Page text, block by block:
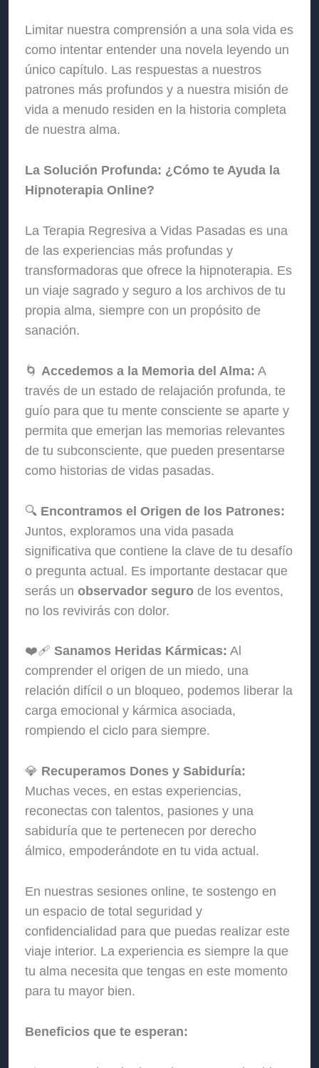
Limitar nuestra comprensión a una sola vida es
como intentar entender una novela leyendo un
único capítulo. Las respuestas a nuestros
patrones más profundos y a nuestra misión de
vida a menudo residen en la historia completa
de nuestra alma.
La Solución Profunda: ¿Cómo te Ayuda la
Hipnoterapia Online?
La Terapia Regresiva a Vidas Pasadas es una
de las experiencias más profundas y
transformadoras que ofrece la hipnoterapia. Es
un viaje sagrado y seguro a los archivos de tu
propia alma, siempre con un propósito de
sanación.
🌀 Accedemos a la Memoria del Alma: A
través de un estado de relajación profunda, te
guío para que tu mente consciente se aparte y
permita que emerjan las memorias relevantes
de tu subconsciente, que pueden presentarse
como historias de vidas pasadas.
🔍 Encontramos el Origen de los Patrones:
Juntos, exploramos una vida pasada
significativa que contiene la clave de tu desafío
o pregunta actual. Es importante destacar que
serás unobservador seguro de los eventos,
no los revivirás con dolor.
❤️‍🩹Sanamos Heridas Kármicas: Al
comprender el origen de un miedo, una
relación difícil o un bloqueo, podemos liberar la
carga emocional y kármica asociada,
rompiendo el ciclo para siempre.
💎 Recuperamos Dones y Sabiduría:
Muchas veces, en estas experiencias,
reconectas con talentos, pasiones y una
sabiduría que te pertenecen por derecho
álmico, empoderándote en tu vida actual.
En nuestras sesiones online, te sostengo en
un espacio de total seguridad y
confidencialidad para que puedas realizar este
viaje interior. La experiencia es siempre la que
tu alma necesita que tengas en este momento
para tu mayor bien.
Beneficios que te esperan: